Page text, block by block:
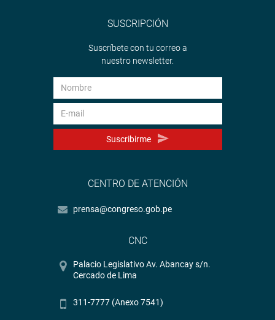
SUSCRIPCIÓN
Suscríbete con tu correo a
nuestro newsletter.
Suscribirme
CENTRO DE ATENCIÓN
prensa@congreso.gob.pe
CNC
Palacio Legislativo Av. Abancay s/n.
Cercado de Lima
311-7777 (Anexo 7541)